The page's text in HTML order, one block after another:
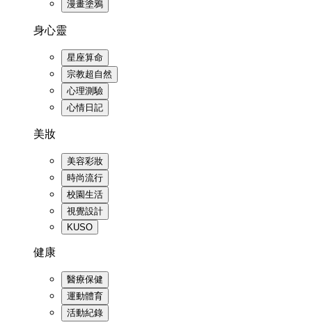
漫畫塗鴉
身心靈
星座算命
宗教超自然
心理測驗
心情日記
美妝
美容彩妝
時尚流行
校園生活
視覺設計
KUSO
健康
醫療保健
運動體育
活動紀錄